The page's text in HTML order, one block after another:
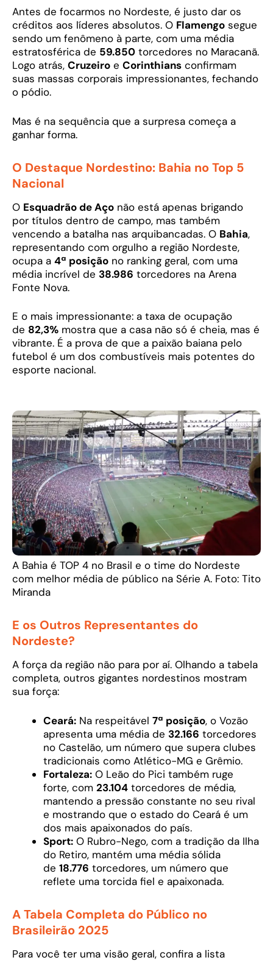
Antes de focarmos no Nordeste, é justo dar os
créditos aos líderes absolutos. O Flamengo segue
sendo um fenômeno à parte, com uma média
estratosférica de 59.850 torcedores no Maracanã.
Logo atrás, Cruzeiro e Corinthians confirmam
suas massas corporais impressionantes, fechando
o pódio.
Mas é na sequência que a surpresa começa a
ganhar forma.
O Destaque Nordestino: Bahia no Top 5
Nacional
O Esquadrão de Aço não está apenas brigando
por títulos dentro de campo, mas também
vencendo a batalha nas arquibancadas. O Bahia,
representando com orgulho a região Nordeste,
ocupa a 4ª posição no ranking geral, com uma
média incrível de 38.986 torcedores na Arena
Fonte Nova.
E o mais impressionante: a taxa de ocupação
de 82,3% mostra que a casa não só é cheia, mas é
vibrante. É a prova de que a paixão baiana pelo
futebol é um dos combustíveis mais potentes do
esporte nacional.
A Bahia é TOP 4 no Brasil e o time do Nordeste
com melhor média de público na Série A. Foto: Tito
Miranda
E os Outros Representantes do
Nordeste?
A força da região não para por aí. Olhando a tabela
completa, outros gigantes nordestinos mostram
sua força:
Ceará: Na respeitável 7ª posição, o Vozão
apresenta uma média de 32.166 torcedores
no Castelão, um número que supera clubes
tradicionais como Atlético-MG e Grêmio.
Fortaleza: O Leão do Pici também ruge
forte, com 23.104 torcedores de média,
mantendo a pressão constante no seu rival
e mostrando que o estado do Ceará é um
dos mais apaixonados do país.
Sport: O Rubro-Nego, com a tradição da Ilha
do Retiro, mantém uma média sólida
de 18.776 torcedores, um número que
reflete uma torcida fiel e apaixonada.
A Tabela Completa do Público no
Brasileirão 2025
Para você ter uma visão geral, confira a lista